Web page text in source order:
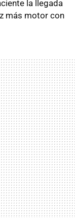
la llegada
más motor con